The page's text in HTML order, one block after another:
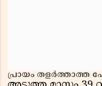
പ്രായം തളർത്താത്ത